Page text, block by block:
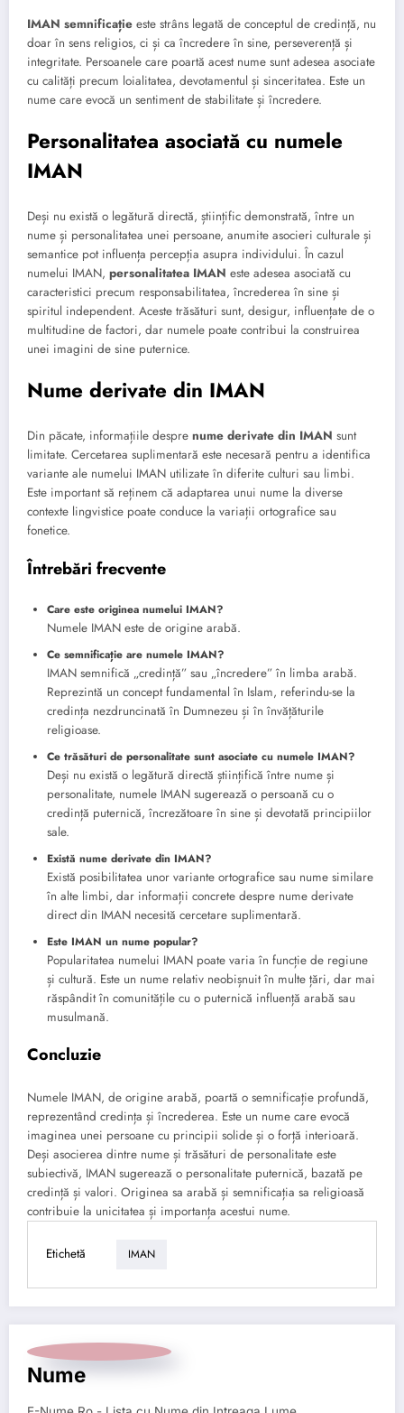
IMAN semnificație este strâns legată de conceptul de credință, nu
doar în sens religios, ci și ca încredere în sine, perseverență și
integritate. Persoanele care poartă acest nume sunt adesea asociate
cu calități precum loialitatea, devotamentul și sinceritatea. Este un
nume care evocă un sentiment de stabilitate și încredere.
Personalitatea asociată cu numele
IMAN
Deși nu există o legătură directă, științific demonstrată, între un
nume și personalitatea unei persoane, anumite asocieri culturale și
semantice pot influența percepția asupra individului. În cazul
numelui IMAN, personalitatea IMAN este adesea asociată cu
caracteristici precum responsabilitatea, încrederea în sine și
spiritul independent. Aceste trăsături sunt, desigur, influențate de o
multitudine de factori, dar numele poate contribui la construirea
unei imagini de sine puternice.
Nume derivate din IMAN
Din păcate, informațiile despre nume derivate din IMAN sunt
limitate. Cercetarea suplimentară este necesară pentru a identifica
variante ale numelui IMAN utilizate în diferite culturi sau limbi.
Este important să reținem că adaptarea unui nume la diverse
contexte lingvistice poate conduce la variații ortografice sau
fonetice.
Întrebări frecvente
Care este originea numelui IMAN?
Numele IMAN este de origine arabă.
Ce semnificație are numele IMAN?
IMAN semnifică „credință” sau „încredere” în limba arabă.
Reprezintă un concept fundamental în Islam, referindu-se la
credința nezdruncinată în Dumnezeu și în învățăturile
religioase.
Ce trăsături de personalitate sunt asociate cu numele IMAN?
Deși nu există o legătură directă științifică între nume și
personalitate, numele IMAN sugerează o persoană cu o
credință puternică, încrezătoare în sine și devotată principiilor
sale.
Există nume derivate din IMAN?
Există posibilitatea unor variante ortografice sau nume similare
în alte limbi, dar informații concrete despre nume derivate
direct din IMAN necesită cercetare suplimentară.
Este IMAN un nume popular?
Popularitatea numelui IMAN poate varia în funcție de regiune
și cultură. Este un nume relativ neobișnuit în multe țări, dar mai
răspândit în comunitățile cu o puternică influență arabă sau
musulmană.
Concluzie
Numele IMAN, de origine arabă, poartă o semnificație profundă,
reprezentând credința și încrederea. Este un nume care evocă
imaginea unei persoane cu principii solide și o forță interioară.
Deși asocierea dintre nume și trăsături de personalitate este
subiectivă, IMAN sugerează o personalitate puternică, bazată pe
credință și valori. Originea sa arabă și semnificația sa religioasă
contribuie la unicitatea și importanța acestui nume.
Etichetă IMAN
Nume